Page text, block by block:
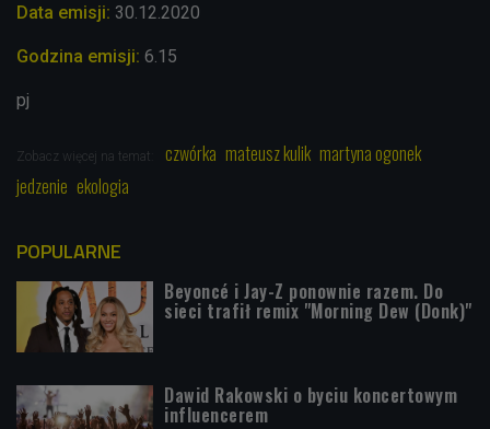
Data emisji: 30.12.2020
Godzina emisji: 6.15
pj
Zobacz więcej na temat: czwórka mateusz kulik martyna ogonek
jedzenie ekologia
POPULARNE
Beyoncé i Jay-Z ponownie razem. Do
sieci trafił remix "Morning Dew (Donk)"
Dawid Rakowski o byciu koncertowym
influencerem